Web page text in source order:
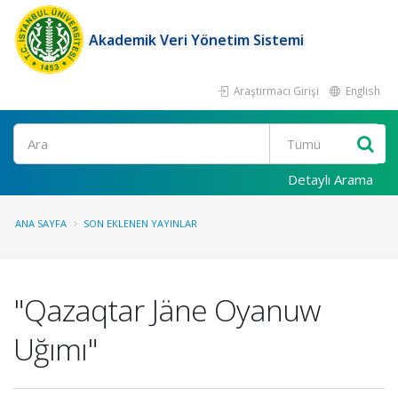
Akademik Veri Yönetim Sistemi
Araştırmacı Girişi English
Ara
Detaylı Arama
ANA SAYFA SON EKLENEN YAYINLAR
"Qazaqtar Jäne Oyanuw
Uğımı"